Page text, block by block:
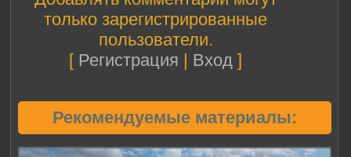
только зарегистрированные
пользователи.
[ Регистрация | Вход ]
Рекомендуемые материалы: